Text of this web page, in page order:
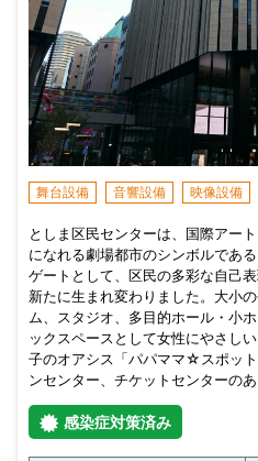
舞台設備 音響設備 映像設備
としま区民センターは、国際アー
になれる劇場都市のシンボルであ
ゲートとして、区民の多彩な自己
新たに生まれ変わりました。大小
ム、スタジオ、多目的ホール・小
ックスペースとして女性にやさし
子のオアシス「パパママ☆スポッ
ンセンター、チケットセンターのあ
感染症対策済み